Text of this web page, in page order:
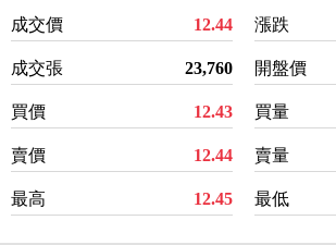
成交價 12.44
成交張 23,760
買價 12.43
賣價 12.44
最高 12.45
漲跌
開盤價
買量
賣量
最低